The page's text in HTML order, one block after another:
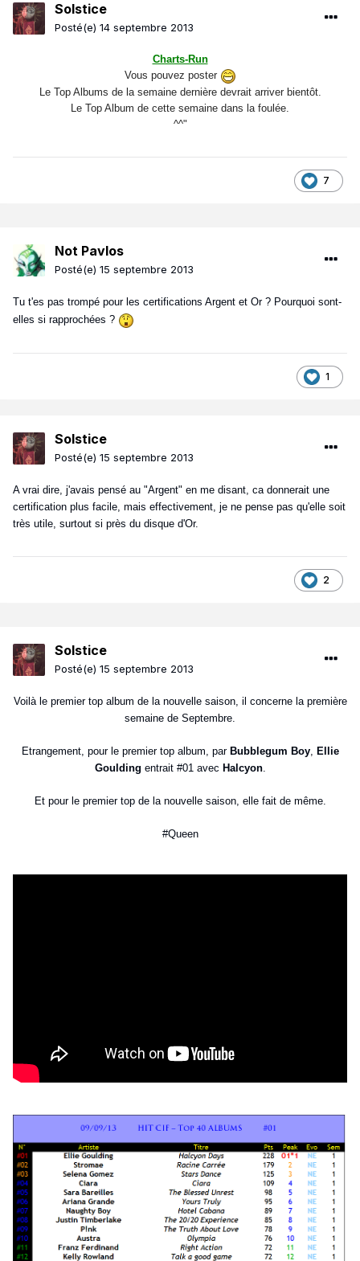
Solstice
Posté(e) 14 septembre 2013
Charts-Run
Vous pouvez poster
Le Top Albums de la semaine dernière devrait arriver bientôt.
Le Top Album de cette semaine dans la foulée.
^^"
7
Not Pavlos
Posté(e) 15 septembre 2013
Tu t'es pas trompé pour les certifications Argent et Or ? Pourquoi sont-
elles si rapprochées ?
1
Solstice
Posté(e) 15 septembre 2013
A vrai dire, j'avais pensé au "Argent" en me disant, ca donnerait une
certification plus facile, mais effectivement, je ne pense pas qu'elle soit
très utile, surtout si près du disque d'Or.
2
Solstice
Posté(e) 15 septembre 2013
Voilà le premier top album de la nouvelle saison, il concerne la première
semaine de Septembre.
Etrangement, pour le premier top album, par Bubblegum Boy, Ellie
Goulding entrait #01 avec Halcyon.
Et pour le premier top de la nouvelle saison, elle fait de même.
#Queen